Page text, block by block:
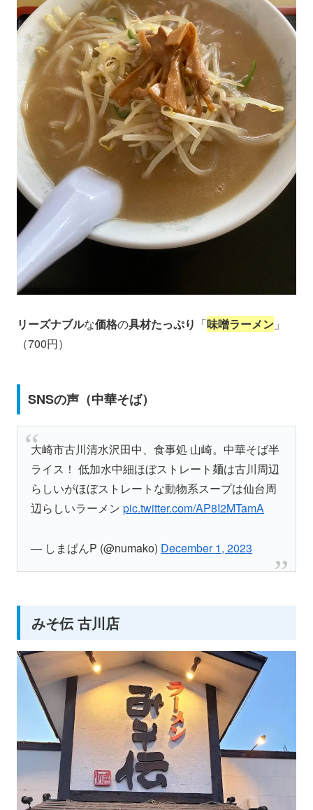
リーズナブルな価格の具材たっぷり 「味噌ラーメン 」
（700円）
SNSの声（中華そば）
大崎市古川清水沢田中、食事処 山崎。中華そば半
ライス！ 低加水中細ほぼストレート麺は古川周辺
らしいがほぼストレートな動物系スープは仙台周
辺らしいラーメンpic.twitter.com/AP8I2MTamA
— しまぱんP (@numako) December 1, 2023
みそ伝 古川店